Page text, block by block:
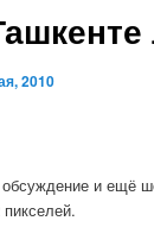
2010
и ещё